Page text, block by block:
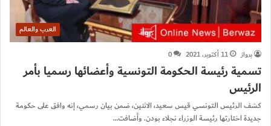
العرب والعالم
برواز
11 أكتوبر، 2021 0
تسمية رئيسة الحكومة التونسية وأعضائها رسميا بأمر
الرئيس
كشف الرئيس التونسي قيس سعيد، الاثنين، ضمن بيان رسمي، إنه وافق على حكومة
جديدة اختارتها رئيسة الوزراء نجلاء بودن. وأضافت…